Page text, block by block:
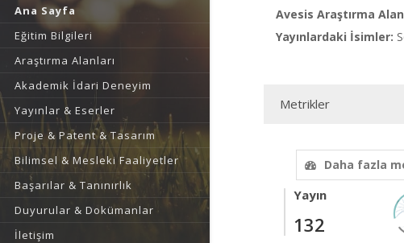
Ana Sayfa
Eğitim Bilgileri
Araştırma Alanları
Akademik İdari Deneyim
Yayınlar & Eserler
Proje & Patent & Tasarım
Bilimsel & Mesleki Faaliyetler
Başarılar & Tanınırlık
Duyurular & Dokümanlar
İletişim
Avesis Araştırma
Yayınlardaki İsimler:
Metrikler
Daha fazla
Yayın
132